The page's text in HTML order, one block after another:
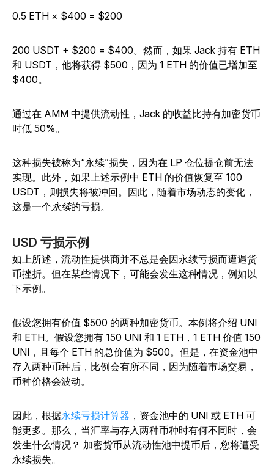
0.5 ETH × $400 = $200
200 USDT + $200 = $400。然而，如果 Jack 持有 ETH
和 USDT，他将获得 $500，因为 1 ETH 的价值已增加至
$400。
通过在 AMM 中提供流动性，Jack 的收益比持有加密货币
时低 50%。
这种损失被称为“永续”损失，因为在 LP 仓位提仓前无法
实现。此外，如果上述示例中 ETH 的价值恢复至 100
USDT，则损失将被冲回。因此，随着市场动态的变化，
这是一个永续的亏损。
USD 亏损示例
如上所述，流动性提供商并不总是会因永续亏损而遭遇货
币挫折。但在某些情况下，可能会发生这种情况，例如以
下示例。
假设您拥有价值 $500 的两种加密货币。本例将介绍 UNI
和 ETH。假设您拥有 150 UNI 和 1 ETH，1 ETH 价值 150
UNI，且每个 ETH 的总价值为 $500。但是，在资金池中
存入两种币种后，比例会有所不同，因为随着市场交易，
币种价格会波动。
因此，根据永续亏损计算器 ，资金池中的 UNI 或 ETH 可
能更多。那么，当汇率与存入两种币种时有何不同时，会
发生什么情况？ 加密货币从流动性池中提币后，您将遭受
永续损失。